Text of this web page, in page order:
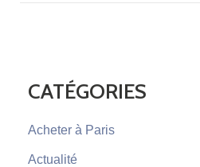
CATÉGORIES
Acheter à Paris
Actualité